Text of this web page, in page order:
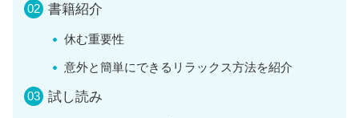
書籍紹介
休む重要性
意外と簡単にできるリラックス方法を紹介
試し読み